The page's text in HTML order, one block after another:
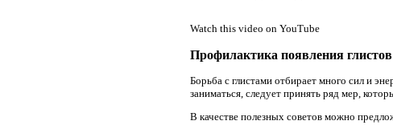
Watch this video on YouTube
Профилактика появления глистов
Борьба с глистами отбирает много сил и
заниматься, следует принять ряд мер,
В качестве полезных советов можно